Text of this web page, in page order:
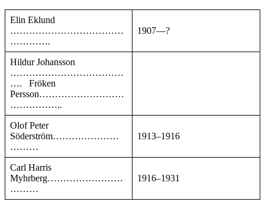
Elin Eklund
………………………………
………….
1907—?
Hildur Johansson
………………………………
…. Fröken
Persson………………………
……………..
Olof Peter
Söderström…………………
………
1913–1916
Carl Harris
Myhrberg……………………
………
1916–1931